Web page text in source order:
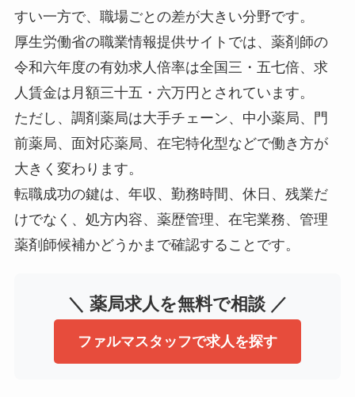
すい一方で、職場ごとの差が大きい分野です。
厚生労働省の職業情報提供サイトでは、薬剤師の
令和六年度の有効求人倍率は全国三・五七倍、求
人賃金は月額三十五・六万円とされています。
ただし、調剤薬局は大手チェーン、中小薬局、門
前薬局、面対応薬局、在宅特化型などで働き方が
大きく変わります。
転職成功の鍵は、年収、勤務時間、休日、残業だ
けでなく、処方内容、薬歴管理、在宅業務、管理
薬剤師候補かどうかまで確認することです。
＼ 薬局求人を無料で相談 ／
ファルマスタッフで求人を探す